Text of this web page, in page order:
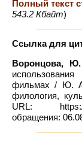
Полный текст
543.2 Кбайт)
Ссылка для
Воронцова,
фильмах / Ю.
филология,
URL: https://
обращения: